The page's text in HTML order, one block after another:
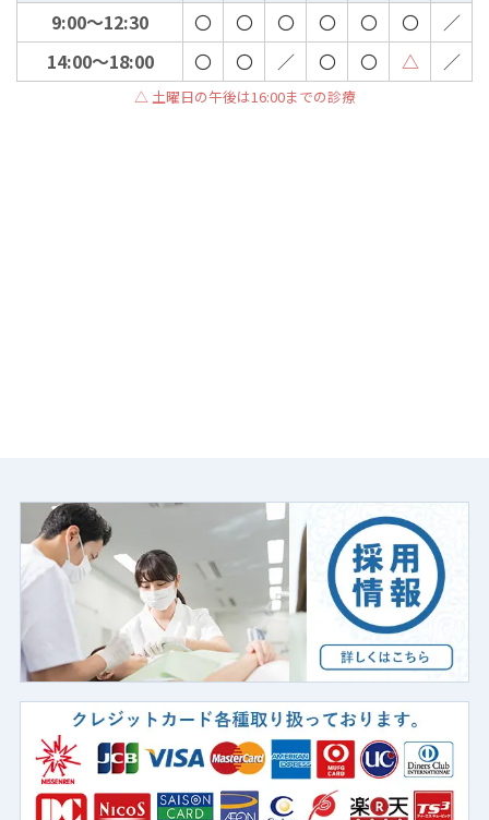
9:00～12:30
〇 〇 〇 〇 〇 〇
／
14:00～18:00
〇 〇 ／ 〇 〇 △ ／
△ 土曜日の午後は16:00までの診療